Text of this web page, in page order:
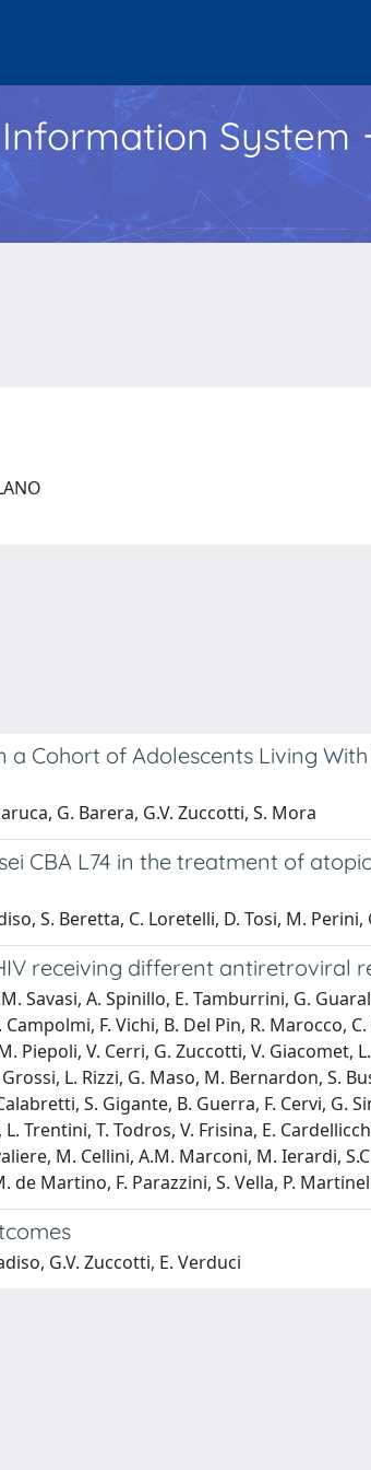
System
Cohort of Adolescents Living
G. Barera, G.V. Zuccotti, S. Mora
CBA L74 in the treatment of
S. Beretta, C. Loretelli, D. Tosi, M.
receiving different antiretroviral
Savasi, A. Spinillo, E. Tamburrini, G.
F. Vichi, B. Del Pin, R. Marocco,
V. Cerri, G. Zuccotti, V. Giacomet,
L. Rizzi, G. Maso, M. Bernardon, S.
S. Gigante, B. Guerra, F. Cervi, G.
Trentini, T. Todros, V. Frisina, E.
M. Cellini, A.M. Marconi, M. Ierardi,
de Martino, F. Parazzini, S. Vella, P.
G.V. Zuccotti, E. Verduci